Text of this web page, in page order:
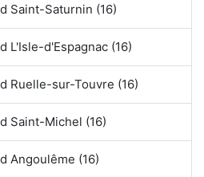
Saint-Saturnin (16)
L'Isle-d'Espagnac (16)
Ruelle-sur-Touvre (16)
Saint-Michel (16)
Angoulême (16)